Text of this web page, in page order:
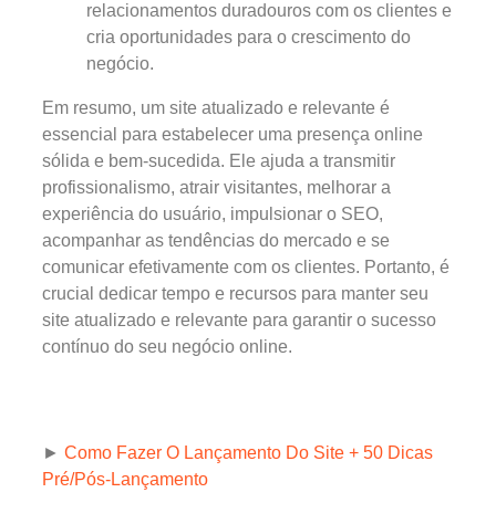
relacionamentos duradouros com os clientes e
cria oportunidades para o crescimento do
negócio.
Em resumo, um site atualizado e relevante é
essencial para estabelecer uma presença online
sólida e bem-sucedida. Ele ajuda a transmitir
profissionalismo, atrair visitantes, melhorar a
experiência do usuário, impulsionar o SEO,
acompanhar as tendências do mercado e se
comunicar efetivamente com os clientes. Portanto, é
crucial dedicar tempo e recursos para manter seu
site atualizado e relevante para garantir o sucesso
contínuo do seu negócio online.
► Como Fazer O Lançamento Do Site + 50 Dicas
Pré/Pós-Lançamento